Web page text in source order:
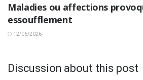
Maladies ou affections
essoufflement
12/06/2026
Discussion about this post